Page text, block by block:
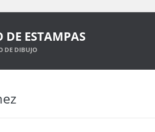
DE ESTAMPAS
DE DIBUJO